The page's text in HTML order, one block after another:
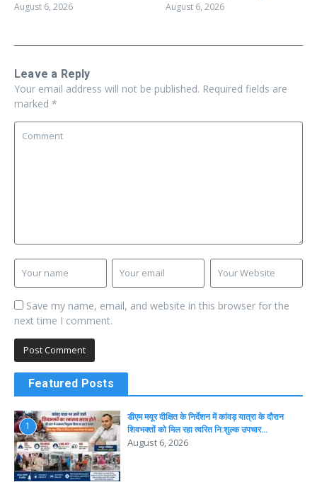
August 6, 2026 August 6, 2026
Leave a Reply
Your email address will not be published. Required fields are
marked *
Save my name, email, and website in this browser for the
next time I comment.
Featured Posts
1
डीएम मयूर दीक्षित के निर्देशन में कांवड़ यात्रा के दौरान
शिवभक्तों को मिल रहा त्वरित नि:शुल्क उपचार…
August 6, 2026